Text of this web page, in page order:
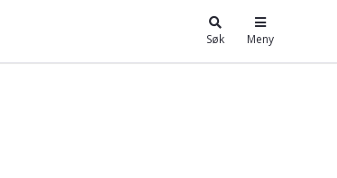
Søk Meny